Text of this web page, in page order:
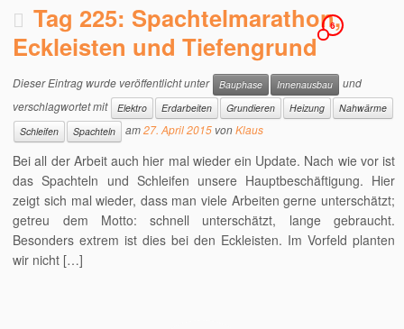
Tag 225: Spachtelmarathon,
Eckleisten und Tiefengrund
6
Dieser Eintrag wurde veröffentlicht unter Bauphase Innenausbau
und
verschlagwortet mit
Elektro Erdarbeiten Grundieren Heizung
Nahwärme
Schleifen
Spachteln am27. April 2015 vonKlaus
Bei all der Arbeit auch hier mal wieder ein Update. Nach wie vor ist
das Spachteln und Schleifen unsere Hauptbeschäftigung. Hier
zeigt sich mal wieder, dass man viele Arbeiten gerne unterschätzt;
getreu dem Motto: schnell unterschätzt, lange gebraucht.
Besonders extrem ist dies bei den Eckleisten. Im Vorfeld planten
wir nicht […]